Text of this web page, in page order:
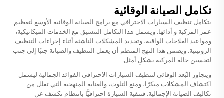
تكامل الصيانة الوقائية
يتكامل تنظيف السيارات الاحترافي مع برامج الصيانة الوقائية الأوسع لتعظيم
عمر المركبة و أدائها. ويشمل هذا التكامل التنسيق مع الخدمات الميكانيكية،
ومواعيد العلاجات الواقية، وتحديد المشكلات الناشئة أثناء إجراءات التنظيف
الروتينية. ويضمن هذا النهج المنظم أن يعمل التنظيف والصيانة جنبًا إلى جنب
لتحسين حالة المركبة بشكلٍ أمثل.
ويتجاوز البُعد الوقائي لتنظيف السيارات الاحترافي الفوائد الجمالية ليشمل
اكتشاف المشكلات مبكرًا، ومنع التلوث، والعناية المنهجية التي تقلل من
تكاليف الصيانة الإجمالية. فتنقية السيارة احترافيًّا بانتظام تكشف عن